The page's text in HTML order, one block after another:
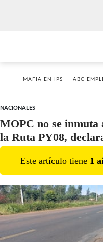
MAFIA EN IPS ABC
NACIONALES
MOPC no se inmuta
la Ruta PY08,
Este artículo tiene 1